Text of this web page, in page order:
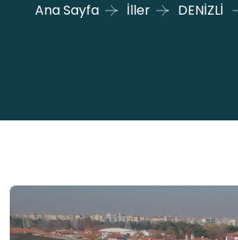
Ana Sayfa İller DENİZLİ